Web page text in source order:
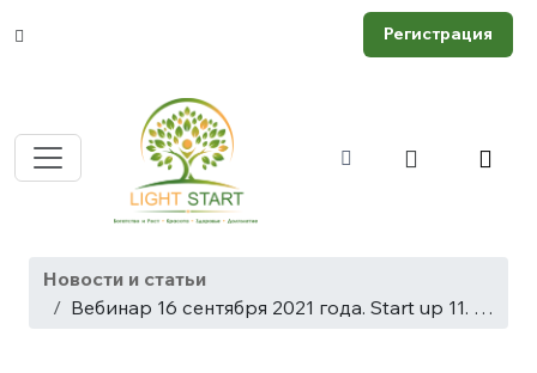
Регистрация
Новости и статьи
Вебинар 16 сентября 2021 года. Start up 11. Универсальный маркетинг-план «Мир Фукоидана». Как дойти до 11 лидерского ранга, пошаговая инструкция!